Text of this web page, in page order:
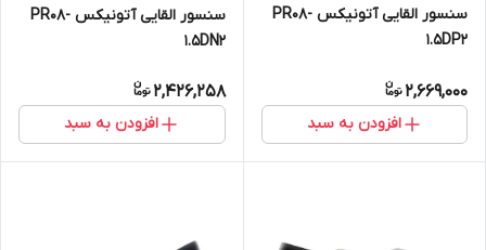
سنسور القایی آتونیکس PR08-
1.5DP2
2,669,000
افزودن به سبد
سنسور القایی آتونیکس PR08-
1.5DN2
2,426,258
افزودن به سبد